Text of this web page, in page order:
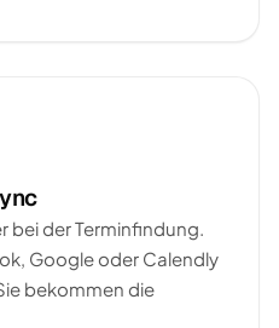
bei der Terminfindung.
Google oder Calendly
bekommen die